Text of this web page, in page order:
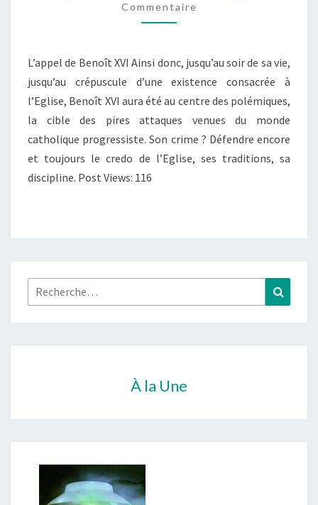
PROFONDEURS
DE
CŒURS
Commentaire
L’appel de Benoît XVI Ainsi donc, jusqu’au soir de sa vie,
jusqu’au crépuscule d’une existence consacrée à
l’Eglise, Benoît XVI aura été au centre des polémiques,
la cible des pires attaques venues du monde
catholique progressiste. Son crime ? Défendre encore
et toujours le credo de l’Eglise, ses traditions, sa
discipline. Post Views: 116
Rechercher :
À la Une